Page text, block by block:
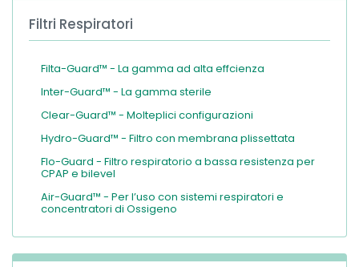
Filtri Respiratori
Filta-Guard™ - La gamma ad alta effcienza
Inter-Guard™ - La gamma sterile
Clear-Guard™ - Molteplici configurazioni
Hydro-Guard™ - Filtro con membrana plissettata
Flo-Guard - Filtro respiratorio a bassa resistenza per
CPAP e bilevel
Air-Guard™ - Per l’uso con sistemi respiratori e
concentratori di Ossigeno